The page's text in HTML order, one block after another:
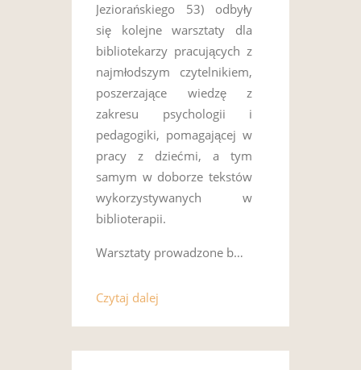
Jeziorańskiego 53) odbyły
się kolejne warsztaty dla
bibliotekarzy pracujących z
najmłodszym czytelnikiem,
poszerzające wiedzę z
zakresu psychologii i
pedagogiki, pomagającej w
pracy z dziećmi, a tym
samym w doborze tekstów
wykorzystywanych w
biblioterapii.
Warsztaty prowadzone b…
Czytaj dalej